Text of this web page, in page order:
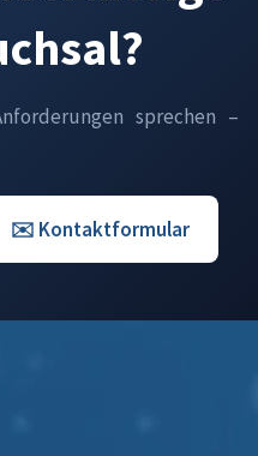
sprechen –
✉️ Kontaktformular